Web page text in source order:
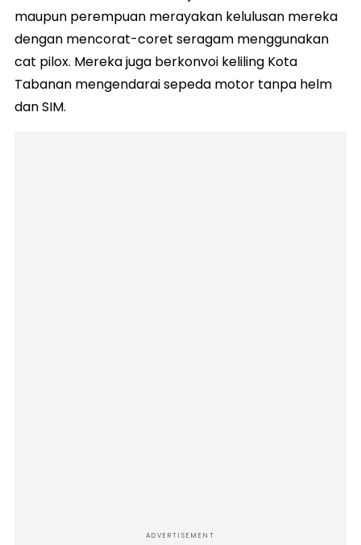
maupun perempuan merayakan kelulusan mereka
dengan mencorat-coret seragam menggunakan
cat pilox. Mereka juga berkonvoi keliling Kota
Tabanan mengendarai sepeda motor tanpa helm
dan SIM.
ADVERTISEMENT